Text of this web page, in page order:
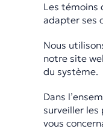
Les témoins
adapter ses
Nous
notre site
du système.
Dans
surveiller les
vous